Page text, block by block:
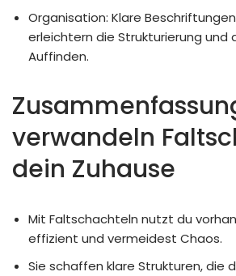
Organisation: Klare
erleichtern die Strukturierung und
Auffinden.
verwandeln
dein Zuhause
Mit Faltschachteln nutzt du
effizient und vermeidest Chaos.
Sie schaffen klare Strukturen, die